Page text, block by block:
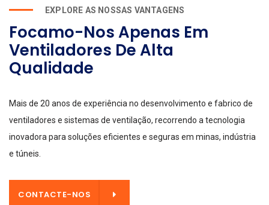
EXPLORE AS NOSSAS VANTAGENS
Focamo-Nos Apenas Em
Ventiladores De Alta
Qualidade
Mais de 20 anos de experiência no desenvolvimento e fabrico de
ventiladores e sistemas de ventilação, recorrendo a tecnologia
inovadora para soluções eficientes e seguras em minas, indústria
e túneis.
CONTACTE-NOS